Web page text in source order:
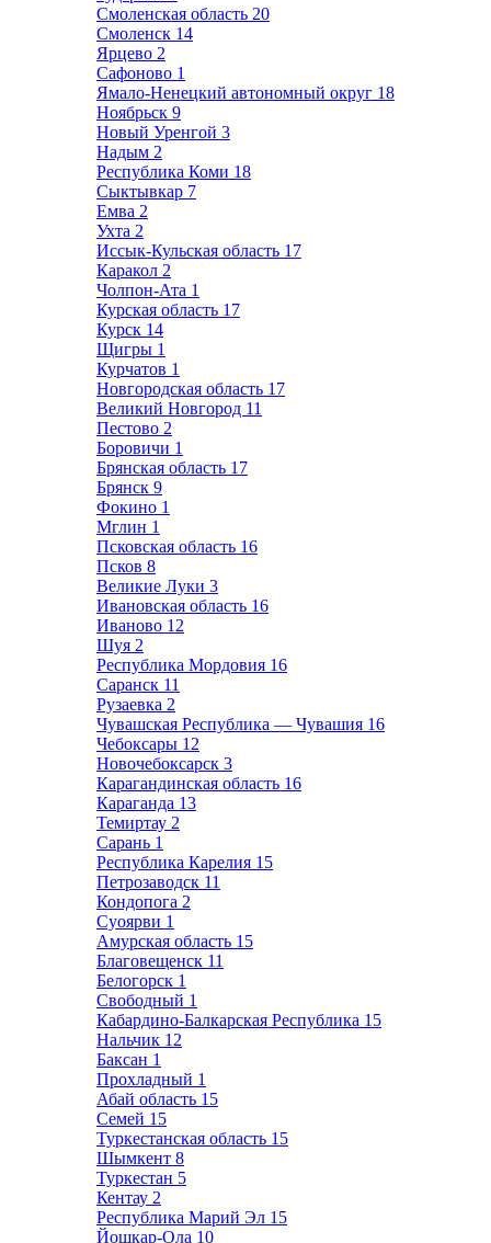
Смоленская область 20
Смоленск 14
Ярцево 2
Сафоново 1
Ямало-Ненецкий автономный округ 18
Ноябрьск 9
Новый Уренгой 3
Надым 2
Республика Коми 18
Сыктывкар 7
Емва 2
Ухта 2
Иссык-Кульская область 17
Каракол 2
Чолпон-Ата 1
Курская область 17
Курск 14
Щигры 1
Курчатов 1
Новгородская область 17
Великий Новгород 11
Пестово 2
Боровичи 1
Брянская область 17
Брянск 9
Фокино 1
Мглин 1
Псковская область 16
Псков 8
Великие Луки 3
Ивановская область 16
Иваново 12
Шуя 2
Республика Мордовия 16
Саранск 11
Рузаевка 2
Чувашская Республика — Чувашия 16
Чебоксары 12
Новочебоксарск 3
Карагандинская область 16
Караганда 13
Темиртау 2
Сарань 1
Республика Карелия 15
Петрозаводск 11
Кондопога 2
Суоярви 1
Амурская область 15
Благовещенск 11
Белогорск 1
Свободный 1
Кабардино-Балкарская Республика 15
Нальчик 12
Баксан 1
Прохладный 1
Абай область 15
Семей 15
Туркестанская область 15
Шымкент 8
Туркестан 5
Кентау 2
Республика Марий Эл 15
Йошкар-Ола 10